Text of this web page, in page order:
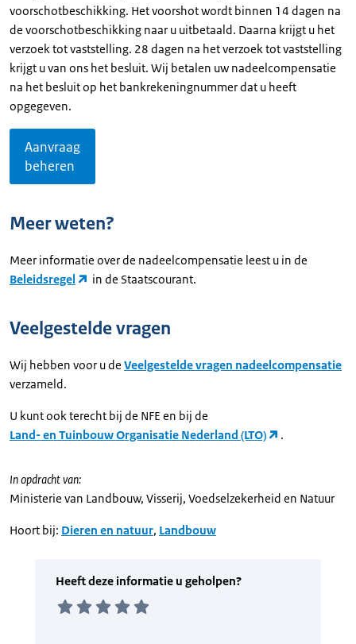
voorschotbeschikking. Het voorshot wordt binnen 14 dagen na
de voorschotbeschikking naar u uitbetaald. Daarna krijgt u het
verzoek tot vaststelling. 28 dagen na het verzoek tot vaststelling
krijgt u van ons het besluit. Wij betalen uw nadeelcompensatie
na het besluit op het bankrekeningnummer dat u heeft
opgegeven.
Aanvraag
beheren
Meer weten?
Meer informatie over de nadeelcompensatie leest u in de
Beleidsregel
in de Staatscourant.
Veelgestelde vragen
Wij hebben voor u de Veelgestelde vragen nadeelcompensatie
verzameld.
U kunt ook terecht bij de NFE en bij de
Land- en Tuinbouw Organisatie Nederland (LTO)
.
In opdracht van:
Ministerie van Landbouw, Visserij, Voedselzekerheid en Natuur
Hoort bij: Dieren en natuur, Landbouw